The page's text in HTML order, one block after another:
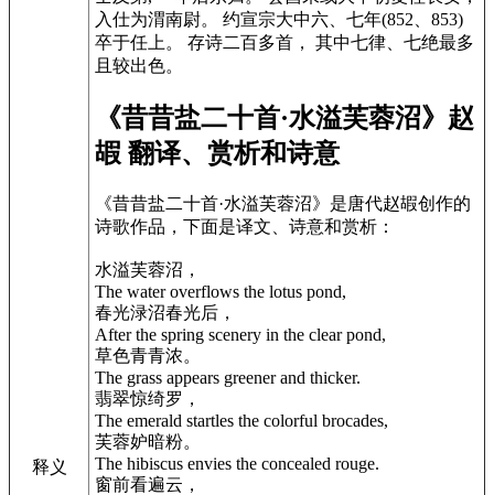
释义
入仕为渭南尉。 约宣宗大中六、七年(852、853)
卒于任上。 存诗二百多首， 其中七律、七绝最多
且较出色。
《昔昔盐二十首·水溢芙蓉沼》赵
嘏 翻译、赏析和诗意
《昔昔盐二十首·水溢芙蓉沼》是唐代赵嘏创作的
诗歌作品，下面是译文、诗意和赏析：
水溢芙蓉沼，
The water overflows the lotus pond,
春光渌沼春光后，
After the spring scenery in the clear pond,
草色青青浓。
The grass appears greener and thicker.
翡翠惊绮罗，
The emerald startles the colorful brocades,
芙蓉妒暗粉。
The hibiscus envies the concealed rouge.
窗前看遍云，